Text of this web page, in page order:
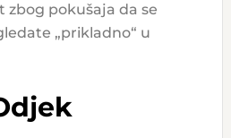
zbog pokušaja da se
„prikladno“ u